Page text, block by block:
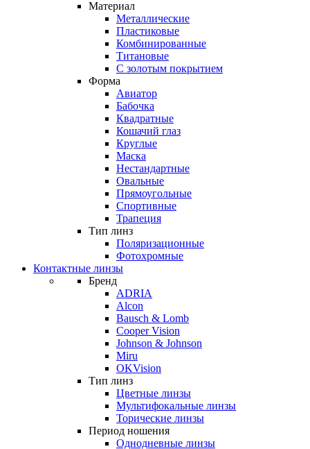
Материал
Металлические
Пластиковые
Комбинированные
Титановые
С золотым покрытием
Форма
Авиатор
Бабочка
Квадратные
Кошачий глаз
Круглые
Маска
Нестандартные
Овальные
Прямоугольные
Спортивные
Трапеция
Тип линз
Поляризационные
Фотохромные
Контактные линзы
Бренд
ADRIA
Alcon
Bausch & Lomb
Cooper Vision
Johnson & Johnson
Miru
OKVision
Тип линз
Цветные линзы
Мультифокальные линзы
Торические линзы
Период ношения
Однодневные линзы